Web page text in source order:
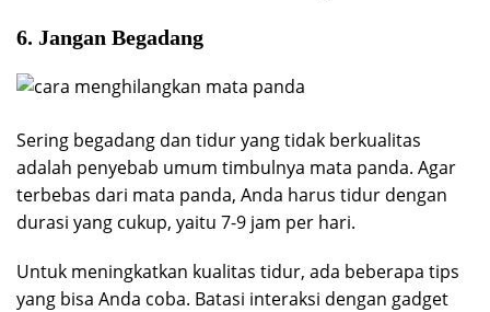
6. Jangan Begadang
Sering begadang dan tidur yang tidak berkualitas
adalah penyebab umum timbulnya mata panda. Agar
terbebas dari mata panda, Anda harus tidur dengan
durasi yang cukup, yaitu 7-9 jam per hari.
Untuk meningkatkan kualitas tidur, ada beberapa tips
yang bisa Anda coba. Batasi interaksi dengan gadget